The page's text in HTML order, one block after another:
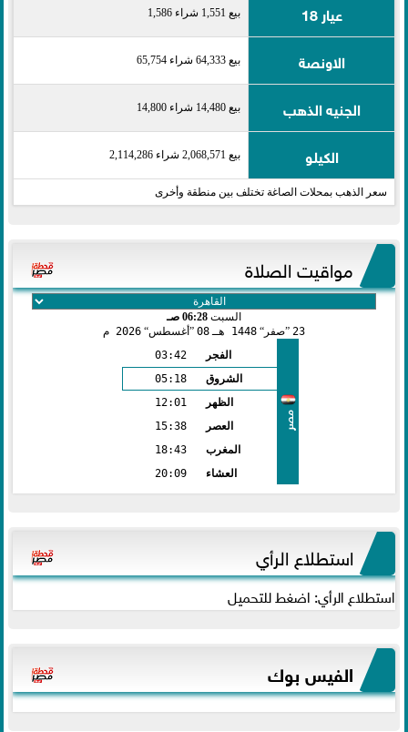
عيار 18 بيع 1,551 شراء 1,586
الاونصة بيع 64,333 شراء 65,754
الجنيه الذهب بيع 14,480 شراء 14,800
الكيلو بيع 2,068,571 شراء 2,114,286
سعر الذهب بمحلات الصاغة تختلف بين منطقة وأخرى
مواقيت الصلاة
السبت 06:28 صـ
23 صفر 1448 هـ 08 أغسطس 2026 م
مصر
الفجر
03:42
الشروق
05:18
الظهر
12:01
العصر
15:38
المغرب
18:43
العشاء
20:09
استطلاع الرأي
استطلاع الرأي: اضغط للتحميل
الفيس بوك